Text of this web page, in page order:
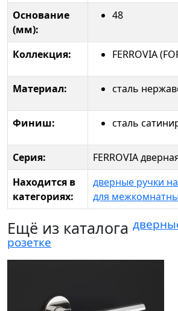
Основание
(мм):
48
Коллекция: FERROVIA
Материал: сталь
Финиш: сталь
Серия:
FERROVIA
Находится в
категориях:
дверные ручки
для
Ещё из каталога
розетке